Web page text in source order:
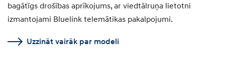
bagātīgs drošības aprīkojums, ar viedtālruņa lietotni
izmantojami Bluelink telemātikas pakalpojumi.
Uzzināt vairāk par modeli